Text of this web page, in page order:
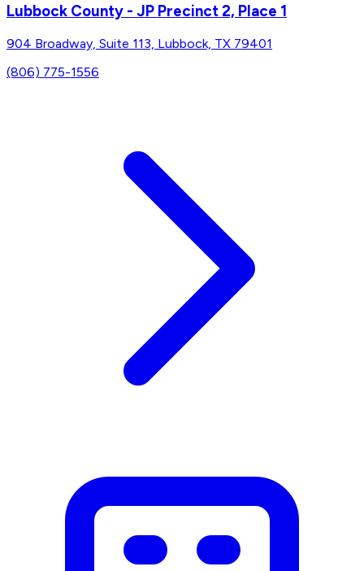
Lubbock County - JP Precinct 2, Place 1
904 Broadway, Suite 113, Lubbock, TX 79401
(806) 775-1556